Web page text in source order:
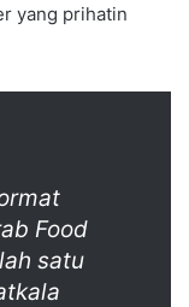
yang prihatin
Food
satu